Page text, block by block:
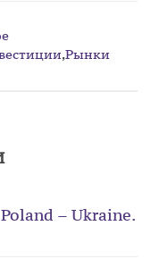
,Рынки
– Ukraine.